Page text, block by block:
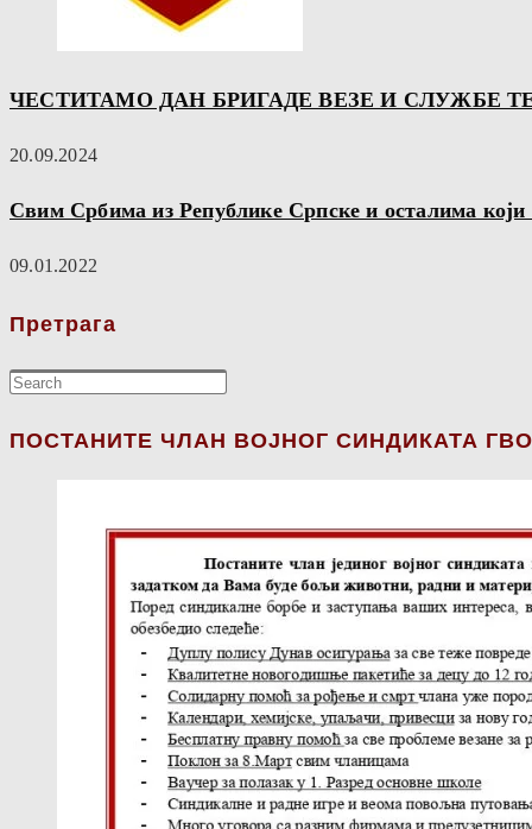
ЧЕСТИТАМО ДАН БРИГАДЕ ВЕЗЕ И
20.09.2024
Свим Србима из Републике Српске и осталима
09.01.2022
Претрага
ПОСТАНИТЕ ЧЛАН ВОЈНОГ СИНДИКАТА